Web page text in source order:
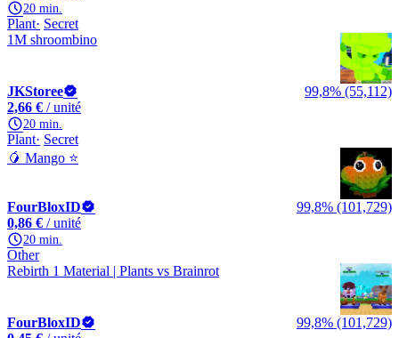
20 min.
Plant Secret
1M shroombino
JKStoree
99,8% (55,112)
2,66 € / unité
20 min.
Plant Secret
🥭 Mango ⭐
FourBloxID
99,8% (101,729)
0,86 € / unité
20 min.
Other
Rebirth 1 Material | Plants vs Brainrot
FourBloxID
99,8% (101,729)